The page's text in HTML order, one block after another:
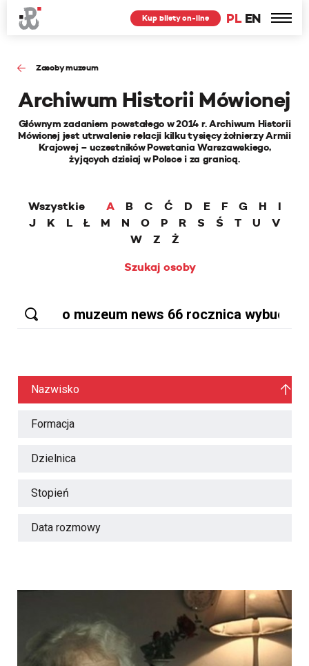
PL EN
Kup bilety on-line
Zasoby muzeum
Archiwum Historii Mówionej
Głównym zadaniem powstałego w 2014 r. Archiwum Historii
Mówionej jest utrwalenie relacji kilku tysięcy żołnierzy Armii
Krajowej – uczestników Powstania Warszawskiego,
żyjących dzisiaj w Polsce i za granicą.
Wszystkie A B C Ć D E F G H
I
J
K L Ł M N O P R S Ś T U
V
W
Z
Ż
Szukaj osoby
Nazwisko
Formacja
Dzielnica
Stopień
Data rozmowy